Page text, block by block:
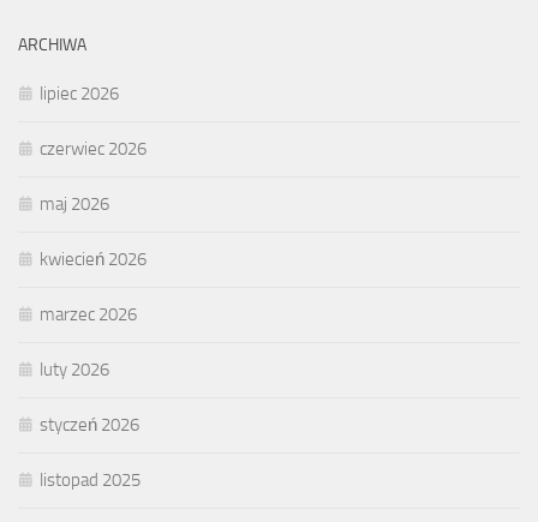
ARCHIWA
lipiec 2026
czerwiec 2026
maj 2026
kwiecień 2026
marzec 2026
luty 2026
styczeń 2026
listopad 2025